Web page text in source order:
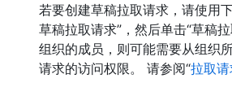
若要创建草稿拉取请求，请使用
草稿拉取请求”，然后单击“草稿
组织的成员，则可能需要从组织
请求的访问权限。 请参阅“拉取